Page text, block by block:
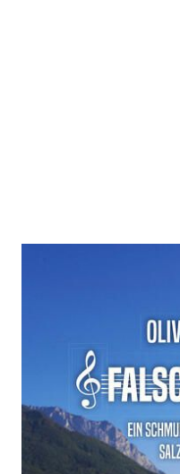
Zur Wunschliste
Der dritte Fall für
Olivia Meltz